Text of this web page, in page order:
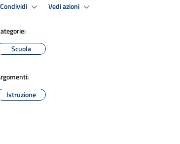
Condividi Vedi azioni
Scuola
Istruzione